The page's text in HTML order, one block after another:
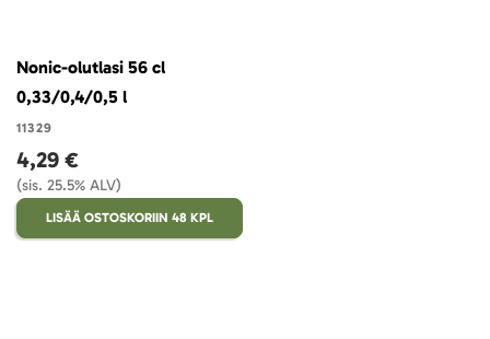
Nonic-olutlasi 56 cl
0,33/0,4/0,5 l
11329
4,29 €
(sis. 25.5% ALV)
LISÄÄ OSTOSKORIIN 48 KPL